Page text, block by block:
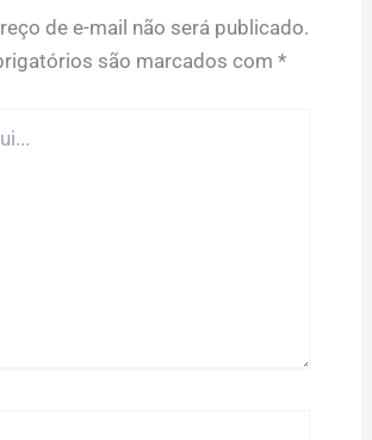
de e-mail não será publicado.
são marcados com *